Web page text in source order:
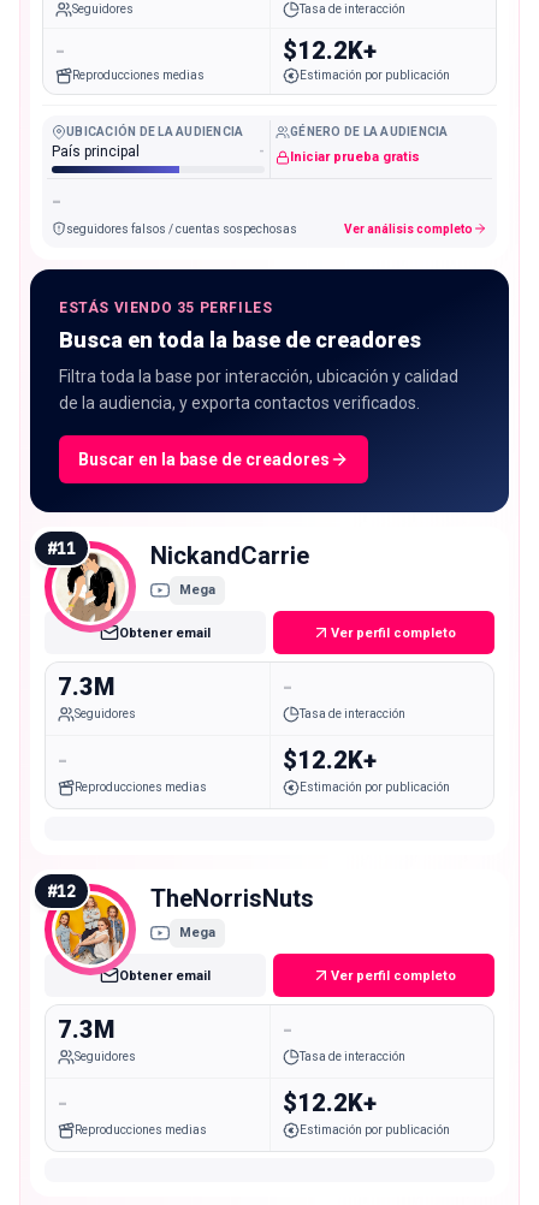
Seguidores Tasa de interacción
-
Reproducciones medias
$12.2K+
Estimación por publicación
UBICACIÓN DE LA AUDIENCIA
País principal -
GÉNERO DE LA AUDIENCIA
Iniciar prueba gratis
-
seguidores falsos / cuentas sospechosas Ver análisis completo
ESTÁS VIENDO 35 PERFILES
Busca en toda la base de creadores
Filtra toda la base por interacción, ubicación y calidad
de la audiencia, y exporta contactos verificados.
Buscar en la base de creadores
#11 NickandCarrie
Mega
Obtener email Ver perfil completo
7.3M
Seguidores
-
Tasa de interacción
-
Reproducciones medias
$12.2K+
Estimación por publicación
#12 TheNorrisNuts
Mega
Obtener email Ver perfil completo
7.3M
Seguidores
-
Tasa de interacción
-
Reproducciones medias
$12.2K+
Estimación por publicación